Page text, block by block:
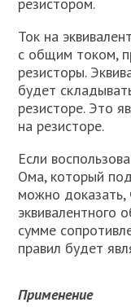
Ток на
с общим током,
резисторы.
будет
резисторе. Это
на резисторе.
Если
Ома, который
можно доказать,
эквивалентного
сумме
правил будет
Применение